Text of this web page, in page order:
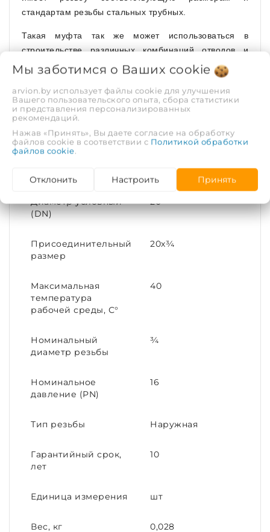
стандартам резьбы стальных трубных.
Такая муфта так же может использоваться в
строительстве различных комбинаций отводов и
разветвлений с применением других
компрессионных ПНД фитингов. Материал муфты -
полипропилен.
ХАРАКТЕРИСТИКИ
Холодная вода
Диаметр условный
(DN)
20
Присоединительный
размер
20х¾
Максимальная
температура
рабочей среды, С°
40
Номинальный
диаметр резьбы
¾
Номинальное
давление (PN)
16
Тип резьбы Наружная
Гарантийный срок,
лет
10
Единица измерения шт
Вес, кг 0,028
Мы заботимся о Ваших cookie
arvion.by использует файлы cookie для улучшения
Вашего пользовательского опыта, сбора статистики
и представления персонализированных
рекомендаций.
Нажав «Принять», Вы даете согласие на обработку
файлов cookie в соответствии с Политикой обработки
файлов cookie
Отклонить Настроить Принять